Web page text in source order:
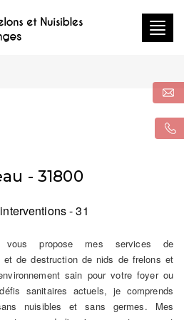
- 31800
- 31
propose mes services de
et de destruction de nids de frelons et
sain pour votre foyer ou
sanitaires actuels, je comprends
nuisibles et sans germes. Mes